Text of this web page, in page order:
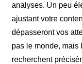
analyses. Un peu
ajustant votre
dépasseront vos
pas le monde, mais
recherchent